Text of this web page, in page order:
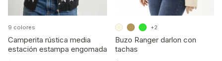
Camperita rústica media
estación estampa engomada
9 colores
Buzo Ranger darlon con
tachas
+2